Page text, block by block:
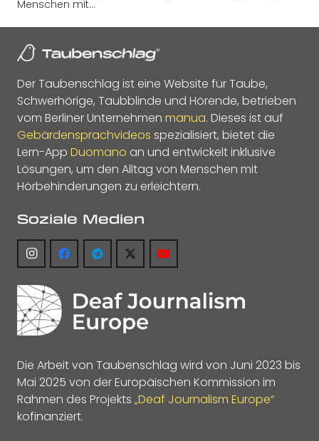
Menschen mit…
Der Taubenschlag ist eine Website für Taube,
Schwerhörige, Taubblinde und Hörende, betrieben
vom Berliner Unternehmen manua. Dieses ist auf
Gebärdensprachvideos spezialisiert, bietet die
Lern-App Duomano an und entwickelt inklusive
Lösungen, um den Alltag von Menschen mit
Hörbehinderungen zu erleichtern.
Soziale Medien
Die Arbeit von Taubenschlag wird von Juni 2023 bis
Mai 2025 von der Europäischen Kommission im
Rahmen des Projekts „Deaf Journalism Europe“
kofinanziert.